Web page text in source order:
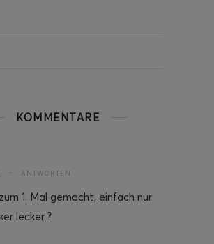
KOMMENTARE
ANTWORTEN
1. Mal gemacht, einfach nur
lecker ?